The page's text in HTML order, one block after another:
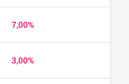
7,00%
3,00%